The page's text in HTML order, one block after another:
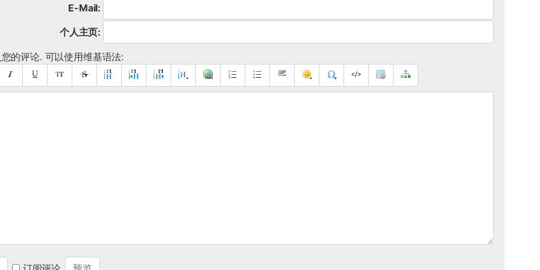
E-Mail:
个人主页:
的评论. 可以使用维基语法: